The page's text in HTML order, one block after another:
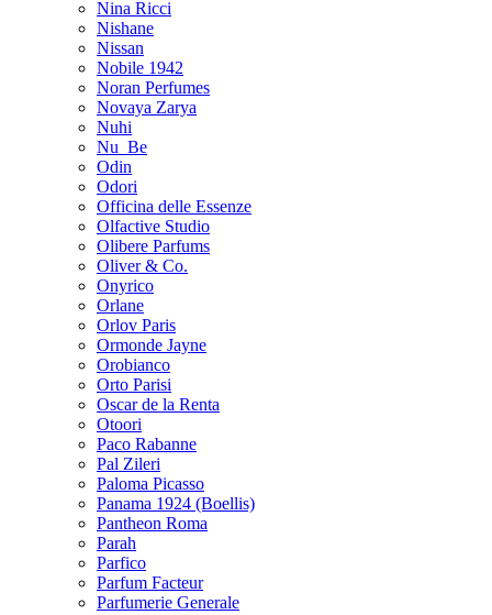
Nina Ricci
Nishane
Nissan
Nobile 1942
Noran Perfumes
Novaya Zarya
Nuhi
Nu_Be
Odin
Odori
Officina delle Essenze
Olfactive Studio
Olibere Parfums
Oliver & Co.
Onyrico
Orlane
Orlov Paris
Ormonde Jayne
Orobianco
Orto Parisi
Oscar de la Renta
Otoori
Paco Rabanne
Pal Zileri
Paloma Picasso
Panama 1924 (Boellis)
Pantheon Roma
Parah
Parfico
Parfum Facteur
Parfumerie Generale